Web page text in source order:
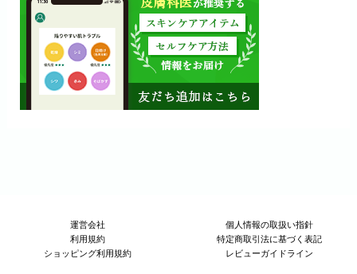
運営会社
個人情報の取扱い指針
利用規約
特定商取引法に基づく表記
ショッピング利用規約
レビューガイドライン